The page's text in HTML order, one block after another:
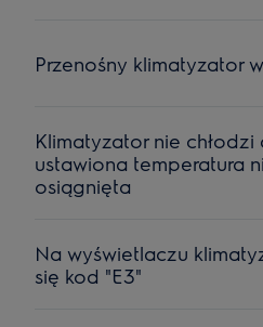
Przenośny klimatyzator
Klimatyzator nie
ustawiona temperatura
osiągnięta
Na wyświetlaczu
się kod "E3"